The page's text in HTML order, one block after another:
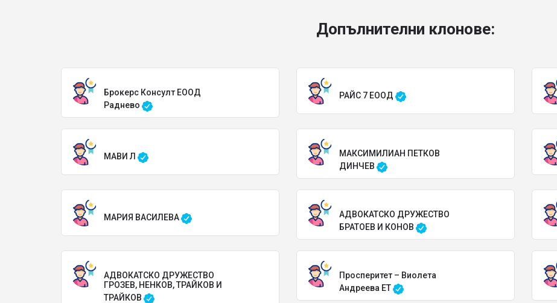
Допълнителни клонове:
Брокерс Консулт ЕООД
Раднево
РАЙС 7 ЕООД
МАВИ Л
МАКСИМИЛИАН ПЕТКОВ
ДИНЧЕВ
МАРИЯ ВАСИЛЕВА
АДВОКАТСКО ДРУЖЕСТВО
БРАТОЕВ И КОНОВ
АДВОКАТСКО ДРУЖЕСТВО
ГРОЗЕВ, НЕНКОВ, ТРАЙКОВ И
ТРАЙКОВ
Просперитет – Виолета
Андреева ЕТ